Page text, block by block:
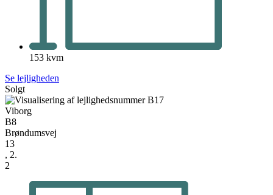
153 kvm
Se lejligheden
Solgt
Viborg
B8
Brøndumsvej
13
, 2.
2